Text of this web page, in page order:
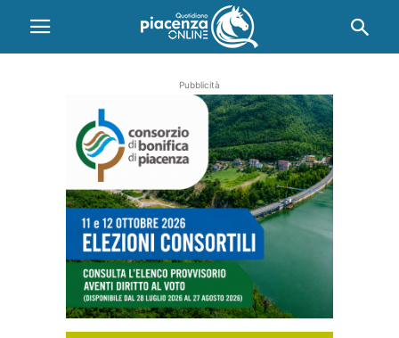
Pubblicità